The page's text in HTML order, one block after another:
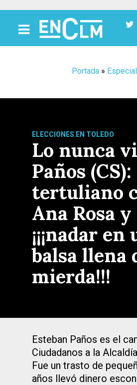
Portada»
ELECCIONES EN TOLEDO
Lo nunca
Paños (CS):
tertuliano
Ana Rosa y
¡¡¡nadar en
balsa llena
mierda!!!
Esteban Paños es el
Ciudadanos a la
Fue un trasto de
años llevó dinero